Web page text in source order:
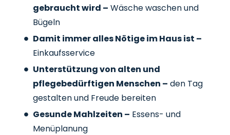
gebraucht wird – Wäsche waschen und
Bügeln
Damit immer alles Nötige im Haus ist –
Einkaufsservice
Unterstützung von alten und
pflegebedürftigen Menschen – den Tag
gestalten und Freude bereiten
Gesunde Mahlzeiten – Essens- und
Menüplanung